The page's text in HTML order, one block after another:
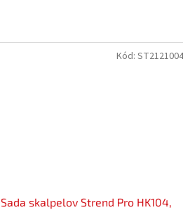
Sada skalpelov Strend Pro HK104,
Kód: ST2121004